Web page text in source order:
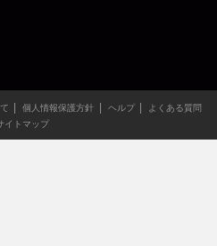
個人情報保護方針 ヘルプ
よくある質問
イトマップ